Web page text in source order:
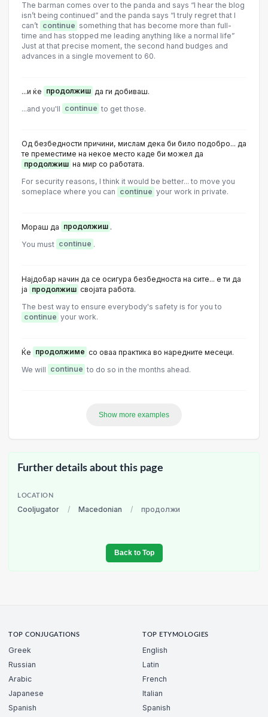
The barman comes over to the panda and says “I hear the blog
isn’t being continued” and the panda says “I truly regret that I
can’t continue something that has become more than full-
time and has stopped me leading anything like a normal life”
Just at that precise moment, the second hand budges and
advances in a single movement to 60.
...и ќе продолжиш да ги добиваш.
...and you'll continue to get those.
Од безбедности причини, мислам дека би било подобро... да
те преместиме на некое место каде би можел да
продолжиш на мир со работата.
For security reasons, I think it would be better... to move you
someplace where you can continue your work in private.
Мораш да продолжиш .
You must continue .
Најдобар начин да се осигура безбедноста на сите... е ти да
ја продолжиш својата работа.
The best way to ensure everybody's safety is for you to
continue your work.
Ќе продолжиме со оваа практика во наредните месеци.
We will continue to do so in the months ahead.
Show more examples
Further details about this page
LOCATION
Cooljugator / Macedonian / продолжи
Back to Top
TOP CONJUGATIONS
Greek
Russian
Arabic
Japanese
Spanish
TOP ETYMOLOGIES
English
Latin
French
Italian
Spanish